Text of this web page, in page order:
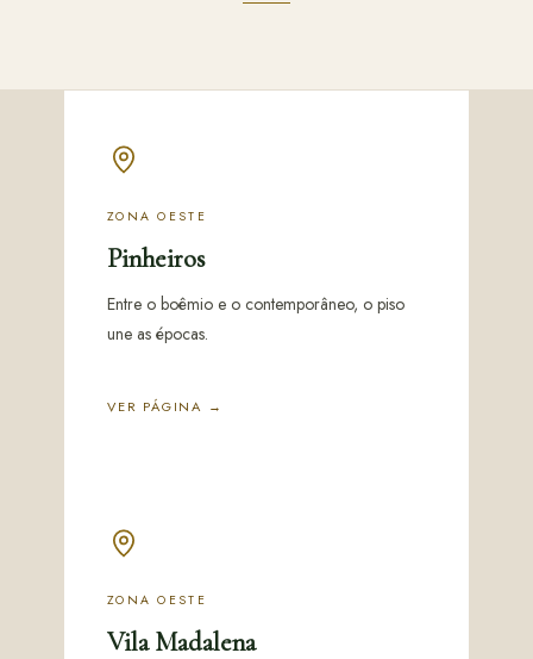
ZONA OESTE
Pinheiros
Entre o boêmio e o contemporâneo, o piso
une as épocas.
VER PÁGINA →
ZONA OESTE
Vila Madalena